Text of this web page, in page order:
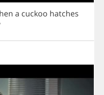
a cuckoo hatches